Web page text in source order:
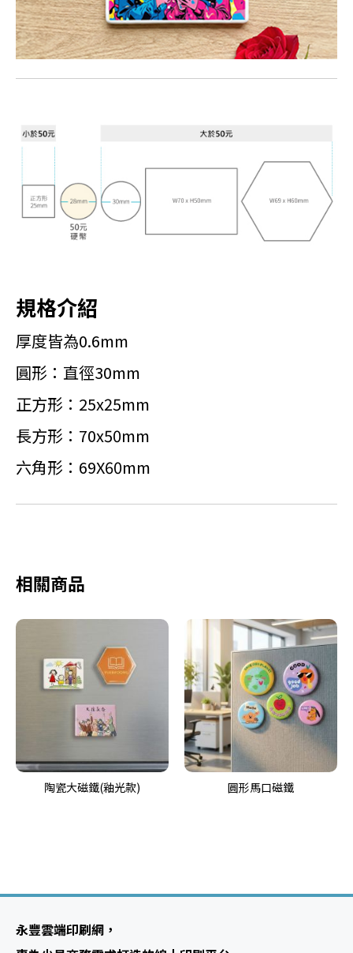
規格介紹
厚度皆為0.6mm
圓形：直徑30mm
正方形：25x25mm
長方形：70x50mm
六角形：69X60mm
相關商品
陶瓷大磁鐵(釉光款) 圓形馬口磁鐵
永豐雲端印刷網，